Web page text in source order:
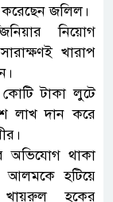
জলিল।
নিয়োগ
খারাপ
টাকা লুটে
লাখ দান করে
অভিযোগ থাকা
আলমকে হটিয়ে
খায়রুল হকের